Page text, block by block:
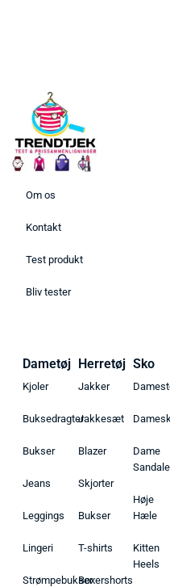
Om os
Kontakt
Test produkt
Bliv tester
Bedste Saunatæppe 2025 –
Find de bedste produkter her!
Dametøj
Kjoler
Buksedragter
Bukser
Jeans
Leggings
Lingeri
Strømpebukser
Herretøj
Jakker
Jakkesæt
Blazer
Skjorter
Bukser
T-shirts
Boxershorts
Sko
Dame
Høje
Hæle
Kitten
Heels